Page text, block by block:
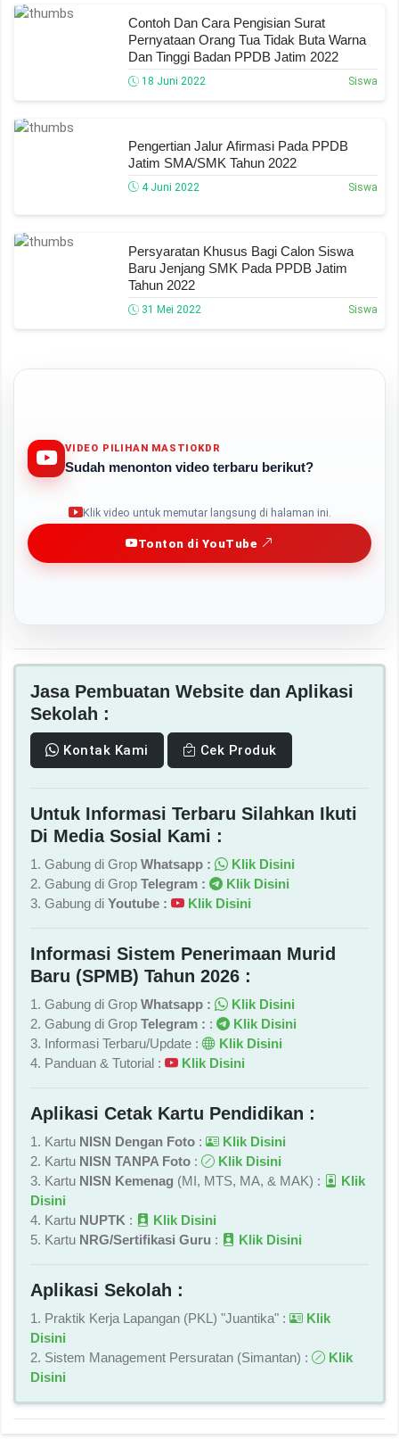
Contoh Dan Cara Pengisian Surat
Pernyataan Orang Tua Tidak Buta Warna
Dan Tinggi Badan PPDB Jatim 2022
18 Juni 2022 Siswa
Pengertian Jalur Afirmasi Pada PPDB
Jatim SMA/SMK Tahun 2022
4 Juni 2022 Siswa
Persyaratan Khusus Bagi Calon Siswa
Baru Jenjang SMK Pada PPDB Jatim
Tahun 2022
31 Mei 2022 Siswa
VIDEO PILIHAN MASTIOKDR
Sudah menonton video terbaru berikut?
Klik video untuk memutar langsung di halaman ini.
Tonton di YouTube
Jasa Pembuatan Website dan Aplikasi
Sekolah :
Kontak Kami Cek Produk
Untuk Informasi Terbaru Silahkan Ikuti
Di Media Sosial Kami :
1. Gabung di Grop Whatsapp :
Klik Disini
2. Gabung di Grop Telegram :
Klik Disini
3. Gabung di Youtube : Klik Disini
Informasi Sistem Penerimaan Murid
Baru (SPMB) Tahun 2026 :
1. Gabung di Grop Whatsapp :
Klik Disini
2. Gabung di Grop Telegram : :
Klik Disini
3. Informasi Terbaru/Update :
Klik Disini
4. Panduan & Tutorial :
Klik Disini
Aplikasi Cetak Kartu Pendidikan :
1. Kartu NISN Dengan Foto :
Klik Disini
2. Kartu NISN TANPA Foto :
Klik Disini
3. Kartu NISN Kemenag (MI, MTS, MA, & MAK) :
Klik
Disini
4. Kartu NUPTK :
Klik Disini
5. Kartu NRG/Sertifikasi Guru : Klik Disini
Aplikasi Sekolah :
1. Praktik Kerja Lapangan (PKL) "Juantika" :
Klik
Disini
2. Sistem Management Persuratan (Simantan) :
Klik
Disini